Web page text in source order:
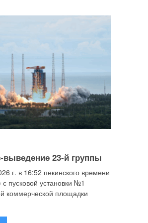
выведение 23-й группы
г. в 16:52 пекинского времени
пусковой установки №1
коммерческой площадки